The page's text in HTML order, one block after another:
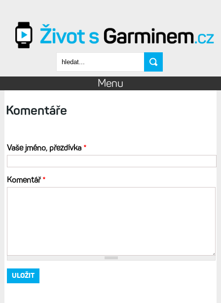
Vyhledávání
Menu
Komentáře
Vaše jméno, přezdívka *
Komentář*